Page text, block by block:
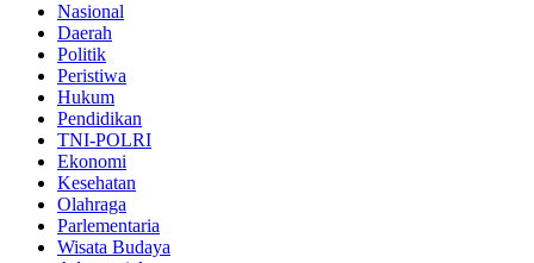
Nasional
Daerah
Politik
Peristiwa
Hukum
Pendidikan
TNI-POLRI
Ekonomi
Kesehatan
Olahraga
Parlementaria
Wisata Budaya